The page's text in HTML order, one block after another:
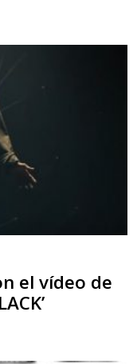
el vídeo de